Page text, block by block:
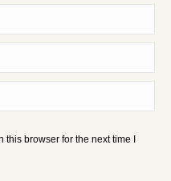
browser for the next time I